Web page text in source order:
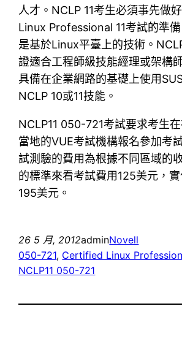
人才。NCLP 11考生必須事先做
Linux Professional 11考試的準
是基於Linux平臺上的技術。
證適合工程師級技能經理或架構
具備在企業網路的基礎上使用
NCLP 10或11技能。
NCLP11 050-721考試要求考生
當地的VUE考試機構報名參加考
試測驗的費用為根據不同區域的
的標準來看考試費用125美元，
195美元。
26 5 月, 2012adminNovell
050-721, Certified Linux
NCLP11 050-721